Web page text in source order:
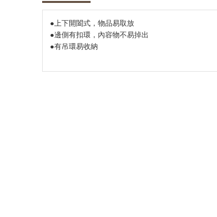
●上下開闔式，物品易取放
●邊側有扣環，內容物不易掉出
●有吊環易收納